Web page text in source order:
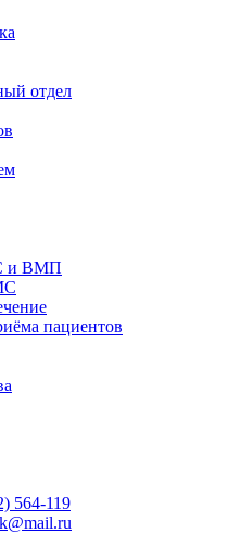
отдел
и ВМП
пациентов
564-119